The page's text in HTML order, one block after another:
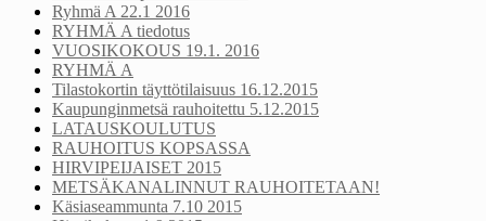
Ryhmä A 22.1 2016
RYHMÄ A tiedotus
VUOSIKOKOUS 19.1. 2016
RYHMÄ A
Tilastokortin täyttötilaisuus 16.12.2015
Kaupunginmetsä rauhoitettu 5.12.2015
LATAUSKOULUTUS
RAUHOITUS KOPSASSA
HIRVIPEIJAISET 2015
METSÄKANALINNUT RAUHOITETAAN!
Käsiaseammunta 7.10 2015